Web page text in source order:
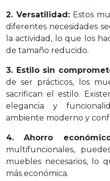
2. Versatilidad: Estos
diferentes necesidades
la actividad, lo que los
de tamaño reducido.
3. Estilo sin
de ser prácticos, los
sacrifican el estilo.
elegancia y
ambiente moderno y
4. Ahorro
multifuncionales,
muebles necesarios, lo
más económica.